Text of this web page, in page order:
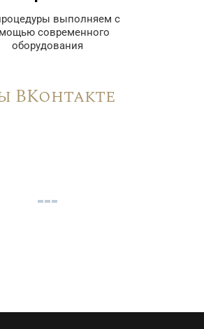
выполняем с
современного
оборудования
ВКонтакте